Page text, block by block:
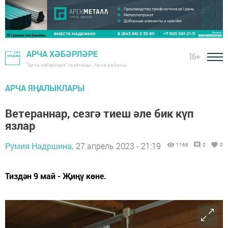
АРЧА ХӘБӘРЛӘРЕ
"Арча хәбәрләре" газетасы - Арча районы
16+
АРЧА ЯҢАЛЫКЛАРЫ
Ветераннар, сезгә тиеш әле бик күп
язлар
Румия Надршина, 27 апрель 2023 - 21:19 1166 0 0
Тиздән 9 май - Җиңү көне.